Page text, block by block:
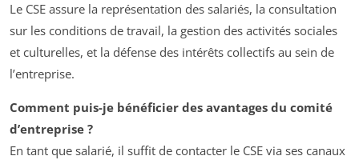
Le CSE assure la représentation des salariés, la consultation
sur les conditions de travail, la gestion des activités sociales
et culturelles, et la défense des intérêts collectifs au sein de
l’entreprise.
Comment puis-je bénéficier des avantages du comité
d’entreprise ?
En tant que salarié, il suffit de contacter le CSE via ses canaux